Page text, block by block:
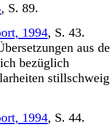
, S. 89.
1994, S. 43.
aus
bezüglich
1994, S. 44.